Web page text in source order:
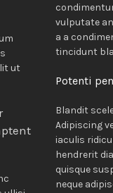
ut
vulputate
a a
tincidunt
Potenti
Blandit
Adipiscing
iaculis
hendrerit
quisque
neque